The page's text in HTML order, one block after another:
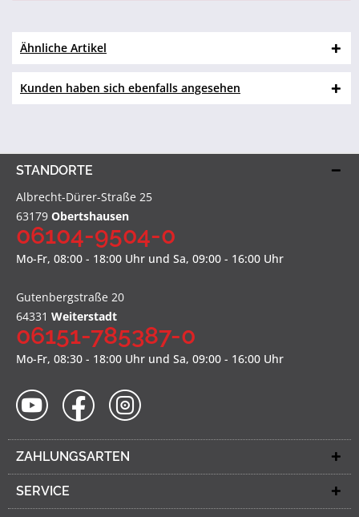
Ähnliche Artikel
Kunden haben sich ebenfalls angesehen
STANDORTE
Albrecht-Dürer-Straße 25
63179 Obertshausen
06104-9504-0
Mo-Fr, 08:00 - 18:00 Uhr und Sa, 09:00 - 16:00 Uhr
Gutenbergstraße 20
64331 Weiterstadt
06151-785387-0
Mo-Fr, 08:30 - 18:00 Uhr und Sa, 09:00 - 16:00 Uhr
ZAHLUNGSARTEN
SERVICE